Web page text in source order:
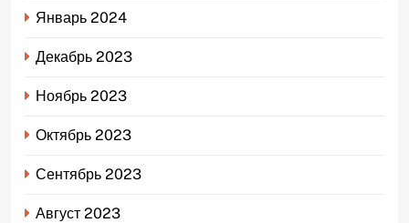
Январь 2024
Декабрь 2023
Ноябрь 2023
Октябрь 2023
Сентябрь 2023
Август 2023